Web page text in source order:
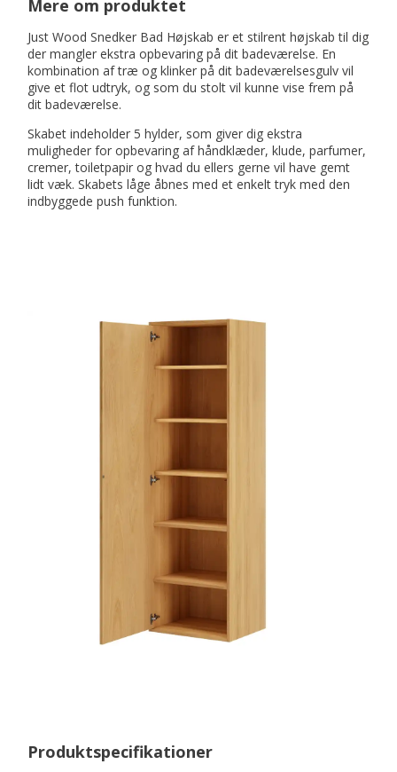
Mere om produktet
Just Wood Snedker Bad Højskab er et stilrent højskab til dig
der mangler ekstra opbevaring på dit badeværelse. En
kombination af træ og klinker på dit badeværelsesgulv vil
give et flot udtryk, og som du stolt vil kunne vise frem på
dit badeværelse.
Skabet indeholder 5 hylder, som giver dig ekstra
muligheder for opbevaring af håndklæder, klude, parfumer,
cremer, toiletpapir og hvad du ellers gerne vil have gemt
lidt væk. Skabets låge åbnes med et enkelt tryk med den
indbyggede push funktion.
Produktspecifikationer